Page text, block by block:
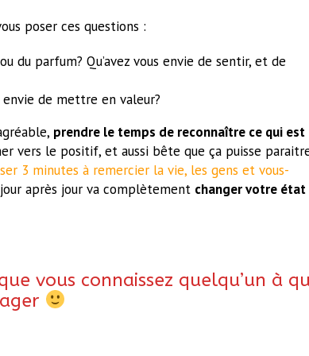
poser ces questions :
du parfum? Qu’avez vous envie de sentir, et de
envie de mettre en valeur?
prendre le temps de reconnaître ce qui est
vers le positif, et aussi bête que ça puisse
3 minutes à remercier la vie, les gens et vous-
après jour va complètement changer votre état
vous connaissez quelqu’un à